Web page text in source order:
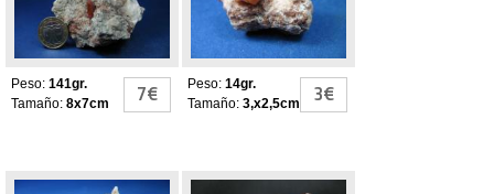
Peso: 141gr.
Tamaño: 8x7cm 7€ Peso: 14gr.
Tamaño: 3,x2,5cm 3€